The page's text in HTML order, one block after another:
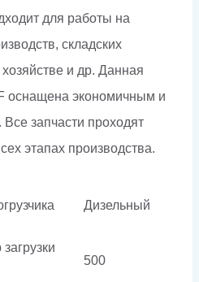
для работы на
складских
и др. Данная
оснащена экономичным и
запчасти проходят
этапах производства.
Дизельный
500